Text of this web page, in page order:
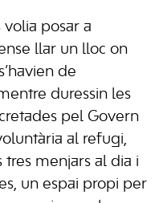
posar a
llar un lloc on
de
duressin les
pel Govern
al refugi,
tres menjars al dia i
un espai propi per